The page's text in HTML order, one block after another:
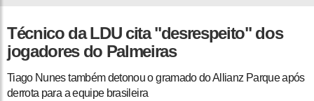
Técnico da LDU cita "desrespeito" dos
jogadores do Palmeiras
Tiago Nunes também detonou o gramado do Allianz Parque após
derrota para a equipe brasileira